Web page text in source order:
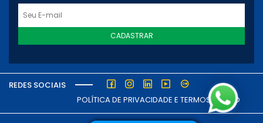
CADASTRAR
REDES SOCIAIS
POLÍTICA DE PRIVACIDADE E TERMOS DE USO